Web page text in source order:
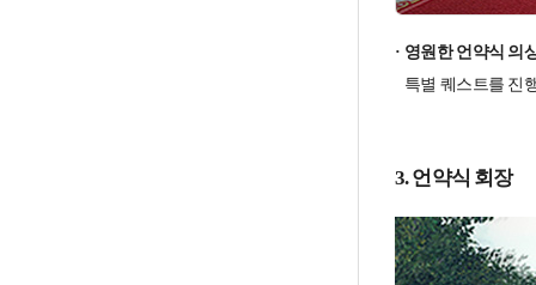
영원한 언약식 의
특별 퀘스트를 진
3. 언약식 회장